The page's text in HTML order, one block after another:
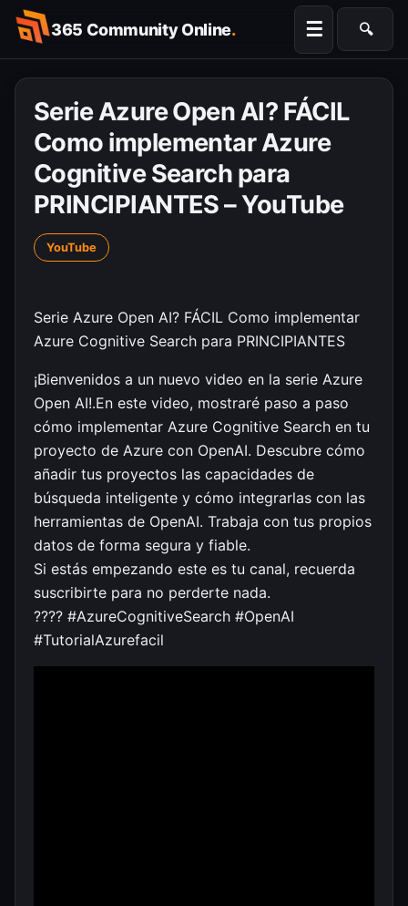
Skip
content
365 Community Online. ☰ 🔍
Serie Azure Open AI? FÁCIL
Como implementar Azure
Cognitive Search para
PRINCIPIANTES – YouTube
YouTube
Serie Azure Open AI? FÁCIL Como implementar
Azure Cognitive Search para PRINCIPIANTES
¡Bienvenidos a un nuevo video en la serie Azure
Open AI!.En este video, mostraré paso a paso
cómo implementar Azure Cognitive Search en tu
proyecto de Azure con OpenAI. Descubre cómo
añadir tus proyectos las capacidades de
búsqueda inteligente y cómo integrarlas con las
herramientas de OpenAI. Trabaja con tus propios
datos de forma segura y fiable.
Si estás empezando este es tu canal, recuerda
suscribirte para no perderte nada.
?‍??? #AzureCognitiveSearch #OpenAI
#TutorialAzurefacil